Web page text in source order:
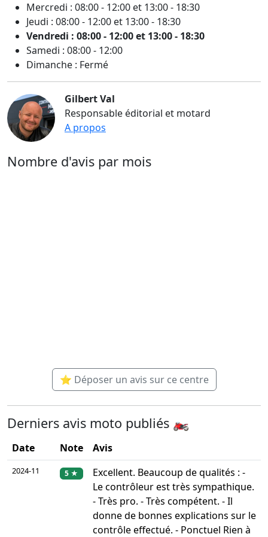
Mercredi : 08:00 - 12:00 et 13:00 - 18:30
Jeudi : 08:00 - 12:00 et 13:00 - 18:30
Vendredi : 08:00 - 12:00 et 13:00 - 18:30
Samedi : 08:00 - 12:00
Dimanche : Fermé
Gilbert Val
Responsable éditorial et motard
A propos
Nombre d'avis par mois
⭐ Déposer un avis sur ce centre
Derniers avis moto publiés 🏍️
Date Note Avis
2024-11 5 ★
Excellent. Beaucoup de qualités : -
Le contrôleur est très sympathique.
- Très pro. - Très compétent. - Il
donne de bonnes explications sur le
contrôle effectué. - Ponctuel Rien à